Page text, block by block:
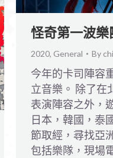
怪奇第一波樂
2020, General By
今年的卡司陣容
立音樂。 除了在
表演陣容之外，
日本，韓國，泰
節取經，尋找亞
包括樂隊，現場